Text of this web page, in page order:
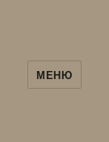
МЕНЮ